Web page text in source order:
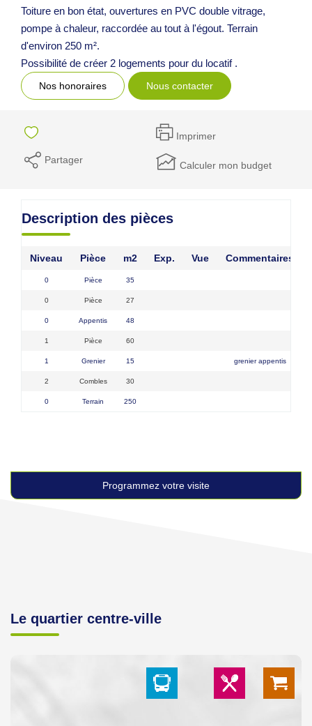
Toiture en bon état, ouvertures en PVC double vitrage,
pompe à chaleur, raccordée au tout à l'égout. Terrain
d'environ 250 m².
Possibilité de créer 2 logements pour du locatif .
Nos honoraires Nous contacter
Imprimer
Partager Calculer mon budget
Description des pièces
Niveau Pièce m2 Exp. Vue Commentaires
0 Pièce 35
0 Pièce 27
0 Appentis 48
1 Pièce 60
1 Grenier 15 grenier appentis
2 Combles 30
0 Terrain 250
Programmez votre visite
Le quartier centre-ville